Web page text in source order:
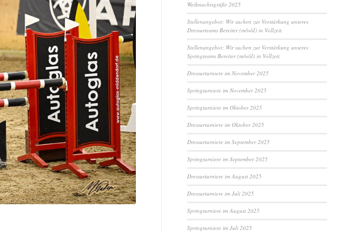
Weihnachtsgrüße 2025
Stellenangebot: Wir suchen zur Verstärkung unseres
Dressurteams Bereiter (m/w/d) in Vollzeit.
Stellenangebot: Wir suchen zur Verstärkung unseres
Springteams Bereiter (m/w/d) in Vollzeit.
Dressurturniere im November 2025
Springturniere im November 2025
Springturniere im Oktober 2025
Dressurturniere im Oktober 2025
Dressurturniere im September 2025
Springturniere im September 2025
Dressurturniere im August 2025
Dressurturniere im Juli 2025
Springturniere im August 2025
Springturniere im Juli 2025